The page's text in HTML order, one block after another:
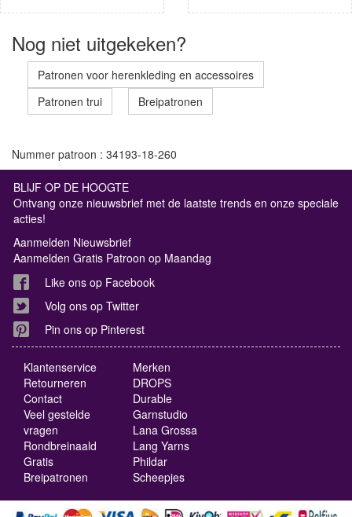
Nog niet uitgekeken?
Patronen voor herenkleding en accessoires
Patronen trui
Breipatronen
Nummer patroon : 34193-18-260
BLIJF OP DE HOOGTE
Ontvang onze nieuwsbrief met de laatste trends en onze speciale
acties!
Aanmelden Nieuwsbrief
Aanmelden Gratis Patroon op Maandag
Like ons op Facebook
Volg ons op Twitter
Pin ons op Pinterest
Klantenservice
Retourneren
Contact
Veel gestelde
vragen
Rondbreinaald
Gratis
Breipatronen
Merken
DROPS
Durable
Garnstudio
Lana Grossa
Lang Yarns
Phildar
Scheepjes